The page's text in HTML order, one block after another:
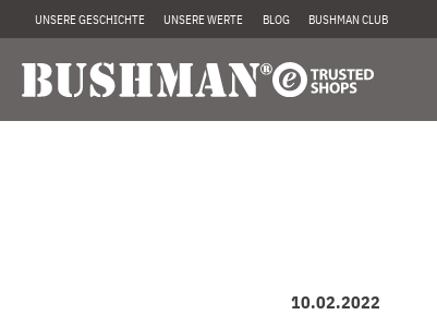
UNSERE GESCHICHTE UNSERE WERTE BLOG BUSHMAN CLUB
10.02.2022